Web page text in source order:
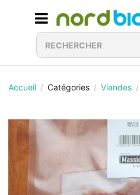
Accueil / Catégories / Viandes /